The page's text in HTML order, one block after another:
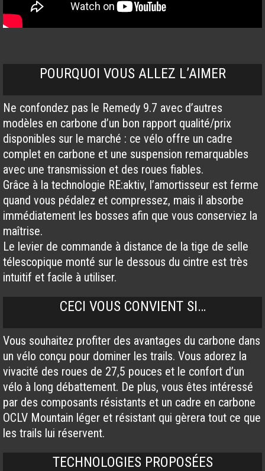
POURQUOI VOUS ALLEZ L’AIMER
Ne confondez pas le Remedy 9.7 avec d’autres
modèles en carbone d’un bon rapport qualité/prix
disponibles sur le marché : ce vélo offre un cadre
complet en carbone et une suspension remarquables
avec une transmission et des roues fiables.
Grâce à la technologie RE:aktiv, l’amortisseur est ferme
quand vous pédalez et compressez, mais il absorbe
immédiatement les bosses afin que vous conserviez la
maîtrise.
Le levier de commande à distance de la tige de selle
télescopique monté sur le dessous du cintre est très
intuitif et facile à utiliser.
CECI VOUS CONVIENT SI…
Vous souhaitez profiter des avantages du carbone dans
un vélo conçu pour dominer les trails. Vous adorez la
vivacité des roues de 27,5 pouces et le confort d’un
vélo à long débattement. De plus, vous êtes intéressé
par des composants résistants et un cadre en carbone
OCLV Mountain léger et résistant qui gèrera tout ce que
les trails lui réservent.
TECHNOLOGIES PROPOSÉES